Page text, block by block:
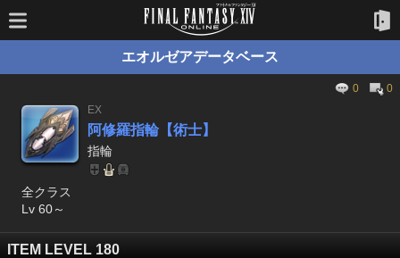
エオルゼアデータベース
0
0
EX
阿修羅指輪【術士】
指輪
全クラス
Lv 60～
ITEM LEVEL 180